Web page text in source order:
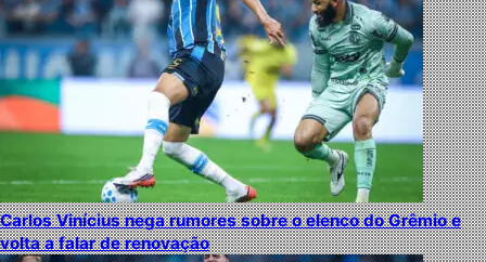
Carlos Vinícius nega rumores sobre o elenco do Grêmio e
volta a falar de renovação